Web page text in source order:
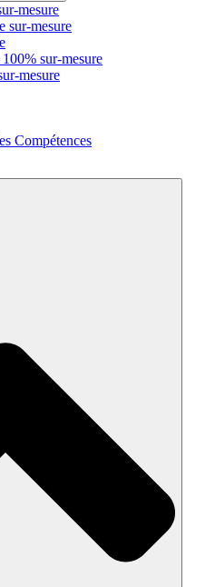
mesure
sur-mesure
sur-mesure
mesure
Compétences